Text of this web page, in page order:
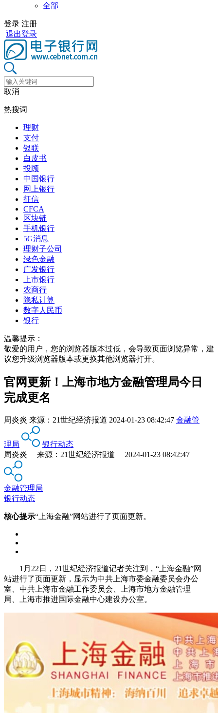
全部
登录 注册
退出登录
取消
热搜词
理财
支付
银联
白皮书
投顾
中国银行
网上银行
征信
CFCA
区块链
手机银行
5G消息
理财子公司
绿色金融
广发银行
上市银行
农商行
隐私计算
数字人民币
银行
温馨提示：
敬爱的用户，您的浏览器版本过低，会导致页面浏览异常，建
议您升级浏览器版本或更换其他浏览器打开。
官网更新！上海市地方金融管理局今日
完成更名
周炎炎 来源： 21世纪经济报道 2024-01-23 08:42:47 金融管
理局
银行动态
周炎炎 来源：21世纪经济报道 2024-01-23 08:42:47
金融管理局
银行动态
核心提示“上海金融”网站进行了页面更新。
1月22日，21世纪经济报道记者关注到，“上海金融”网
站进行了页面更新，显示为中共上海市委金融委员会办公
室、中共上海市金融工作委员会、上海市地方金融管理
局、上海市推进国际金融中心建设办公室。